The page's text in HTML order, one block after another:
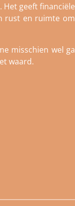
geeft financiële
rust en ruimte om
misschien wel ga
waard.